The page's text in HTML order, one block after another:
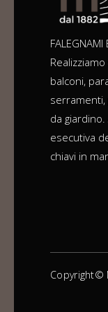
balconi,
da
esecutiva
chiavi in
Copyright©